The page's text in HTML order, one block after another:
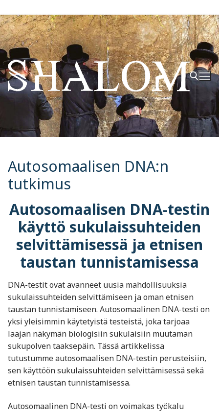
Hyppää
sisältöön
Hae:
Autosomaalisen DNA:n
tutkimus
Autosomaalisen DNA-testin
käyttö sukulaissuhteiden
selvittämisessä ja etnisen
taustan tunnistamisessa
DNA-testit ovat avanneet uusia mahdollisuuksia
sukulaissuhteiden selvittämiseen ja oman etnisen
taustan tunnistamiseen. Autosomaalinen DNA-testi on
yksi yleisimmin käytetyistä testeistä, joka tarjoaa
laajan näkymän biologisiin sukulaisiin muutaman
sukupolven taaksepäin. Tässä artikkelissa
tutustumme autosomaalisen DNA-testin perusteisiin,
sen käyttöön sukulaissuhteiden selvittämisessä sekä
etnisen taustan tunnistamisessa.
Autosomaalinen DNA-testi on voimakas työkalu